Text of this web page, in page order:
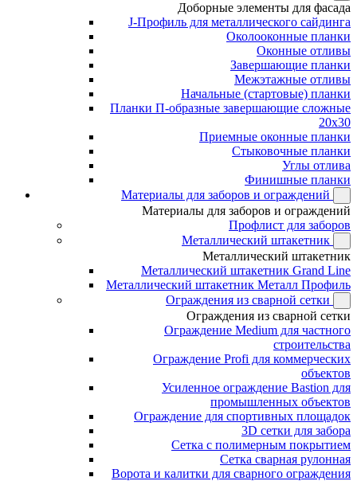
Доборные элементы для фасада
J-Профиль для металлического сайдинга
Околооконные планки
Оконные отливы
Завершающие планки
Межэтажные отливы
Начальные (стартовые) планки
Планки П-образные завершающие сложные
20x30
Приемные оконные планки
Стыковочные планки
Углы отлива
Финишные планки
Материалы для заборов и ограждений
Материалы для заборов и ограждений
Профлист для заборов
Металлический штакетник
Металлический штакетник
Металлический штакетник Grand Line
Металлический штакетник Металл Профиль
Ограждения из сварной сетки
Ограждения из сварной сетки
Ограждение Medium для частного
строительства
Ограждение Profi для коммерческих
объектов
Усиленное ограждение Bastion для
промышленных объектов
Ограждение для спортивных площадок
3D сетки для забора
Сетка с полимерным покрытием
Сетка сварная рулонная
Ворота и калитки для сварного ограждения